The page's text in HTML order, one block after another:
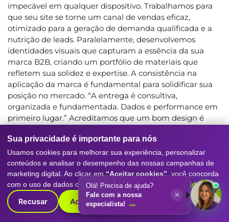
impecável em qualquer dispositivo. Trabalhamos para
que seu site se torne um canal de vendas eficaz,
otimizado para a geração de demanda qualificada e a
nutrição de leads. Paralelamente, desenvolvemos
identidades visuais que capturam a essência da sua
marca B2B, criando um portfólio de materiais que
refletem sua solidez e expertise. A consistência na
aplicação da marca é fundamental para solidificar sua
posição no mercado. “A entrega é consultiva,
organizada e fundamentada. Dados e performance em
primeiro lugar.” Acreditamos que um bom design é
diretamente para os objetivos de negócio. Nossa equipe
de especialistas se dedica a entender profundamente
seu público-alvo e seus objetivos, para então traduzir
isso em soluções de design impactantes e eficazes.
Queremos que sua marca B2B cause uma impressão
duradoura e profissional. Entre em contato para explorar
como podemos transformar sua presença digital.
Sua privacidade é importante para nós
Usamos cookies para melhorar sua experiência, personalizar
conteúdos e analisar o desempenho das nossas campanhas de
marketing digital. Ao clicar em “Aceitar cookies” , você concorda
com o uso de dados conforme nossaPolítica de Privacidade.
Recusar Aceitar cookies
Olá! Precisa de ajuda?
Fale com a nossa
especialista!
×